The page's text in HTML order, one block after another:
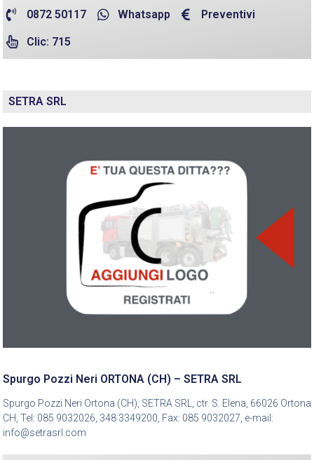
0872 50117 Whatsapp Preventivi
Clic: 715
SETRA SRL
Spurgo Pozzi Neri ORTONA (CH) – SETRA SRL
Spurgo Pozzi Neri Ortona (CH), SETRA SRL, ctr. S. Elena, 66026 Ortona
CH, Tel: 085 9032026, 348 3349200, Fax: 085 9032027, e-mail:
info@setrasrl.com